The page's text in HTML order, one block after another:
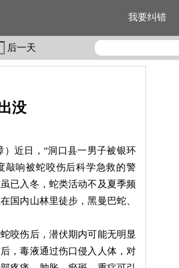
我要纠错
后一天
没
近日，“洞口县一男子被银环
敲响被蛇咬伤后科学急救的警
已入冬，蛇类活动不及夏季频
国内山林里徒步，黑曼巴蛇、
伤后，潜伏期内可能无明显
，毒液通过伤口侵入人体，对